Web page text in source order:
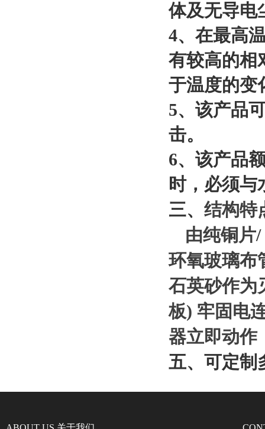
体及无导电
4、在最高
有较高的相
于温度的变
5、该产品
击。
6、该产品
时，必须与
三、 结构特
由纯铜片
环氧玻璃布
石英砂作为
板) 牢固电
器立即动作
五、 可定制